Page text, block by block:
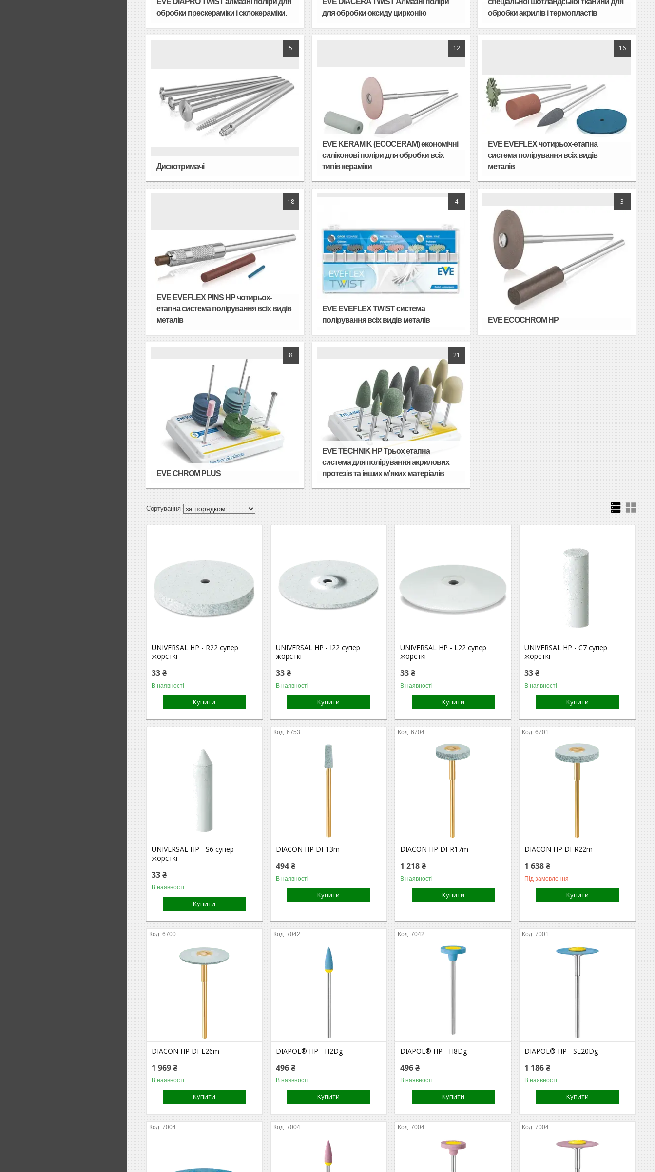
EVE DIAPRO TWIST алмазні поліри для
обробки прескераміки і склокераміки.
EVE DIACERA TWIST Алмазні поліри
для обробки оксиду цирконію
спеціальної шотландської тканини для
обробки акрилів і термопластів
5
Дискотримачі
12
EVE KERAMIK (ECOCERAM) економічні
силіконові поліри для обробки всіх
типів кераміки
16
EVE EVEFLEX чотирьох-етапна
система полірування всіх видів
металів
18
EVE EVEFLEX PINS HP чотирьох-
етапна система полірування всіх видів
металів
4
EVE EVEFLEX TWIST система
полірування всіх видів металів
3
EVE ECOCHROM HP
8
EVE CHROM PLUS
21
EVE TECHNIK HP Трьох етапна
система для полірування акрилових
протезів та інших м'яких матеріалів
UNIVERSAL HP - R22 супер
жорсткі
33 ₴
В наявності
Купити
UNIVERSAL HP - I22 супер
жорсткі
33 ₴
В наявності
Купити
UNIVERSAL HP - L22 супер
жорсткі
33 ₴
В наявності
Купити
UNIVERSAL HP - C7 супер
жорсткі
33 ₴
В наявності
Купити
UNIVERSAL HP - S6 супер
жорсткі
33 ₴
В наявності
Купити
6753
DIACON HP DI-13m
494 ₴
В наявності
Купити
6704
DIACON HP DI-R17m
1 218 ₴
В наявності
Купити
6701
DIACON HP DI-R22m
1 638 ₴
Під замовлення
Купити
6700
DIACON HP DI-L26m
1 969 ₴
В наявності
Купити
7042
DIAPOL® HP - H2Dg
496 ₴
В наявності
Купити
7042
DIAPOL® HP - H8Dg
496 ₴
В наявності
Купити
7001
DIAPOL® HP - SL20Dg
1 186 ₴
В наявності
Купити
7004 7004 7004 7004